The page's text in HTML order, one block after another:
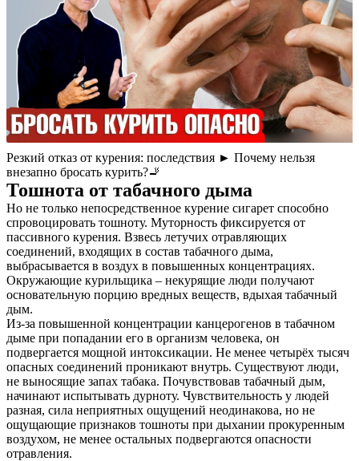
Статьи
Контакты
Резкий отказ от курения: последствия ► Почему нельзя
внезапно бросать курить?🚬
Тошнота от табачного дыма
Но не только непосредственное курение сигарет способно
спровоцировать тошноту. Муторность фиксируется от
пассивного курения. Взвесь летучих отравляющих
соединений, входящих в состав табачного дыма,
выбрасывается в воздух в повышенных концентрациях.
Окружающие курильщика – некурящие люди получают
основательную порцию вредных веществ, вдыхая табачный
дым.
Из-за повышенной концентрации канцерогенов в табачном
дыме при попадании его в организм человека, он
подвергается мощной интоксикации. Не менее четырёх тысяч
опасных соединений проникают внутрь. Существуют люди,
не выносящие запах табака. Почувствовав табачный дым,
начинают испытывать дурноту. Чувствительность у людей
разная, сила неприятных ощущений неодинакова, но не
ощущающие признаков тошноты при дыхании прокуренным
воздухом, не менее остальных подвергаются опасности
отравления.